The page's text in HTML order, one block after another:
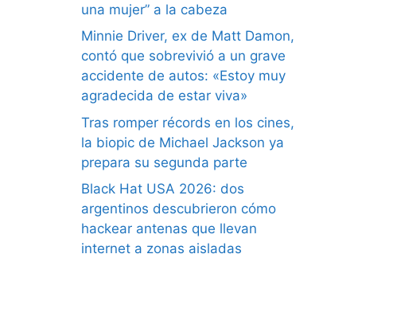
una mujer” a la cabeza
Minnie Driver, ex de Matt Damon,
contó que sobrevivió a un grave
accidente de autos: «Estoy muy
agradecida de estar viva»
Tras romper récords en los cines,
la biopic de Michael Jackson ya
prepara su segunda parte
Black Hat USA 2026: dos
argentinos descubrieron cómo
hackear antenas que llevan
internet a zonas aisladas